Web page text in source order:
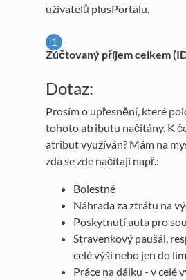
uživatelů plusPortalu.
Zúčtovaný příjem celkem
Dotaz:
Prosím o upřesnění, které
tohoto atributu načítány. K
atribut využíván? Mám na
zda se zde načítají např.:
Bolestné
Náhrada za ztrátu na
Poskytnutí auta pro
Stravenkový paušál,
celé výši nebo jen do
Práce na dálku - v celé